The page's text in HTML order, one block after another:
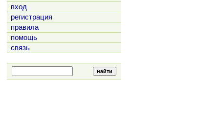
вход
регистрация
правила
помощь
связь